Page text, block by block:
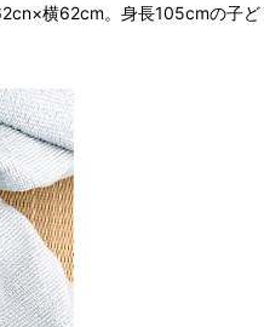
横62cm。身長105cmの子ど